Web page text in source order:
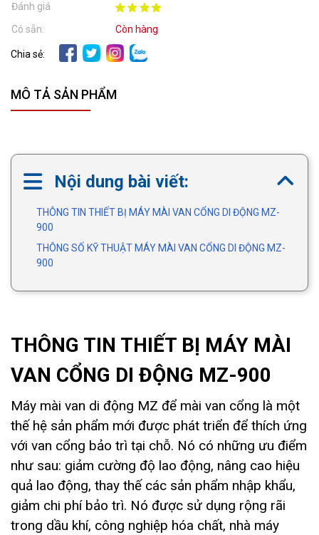
Đánh giá
Có sẵn:
Còn hàng
Chia sẻ:
MÔ TẢ SẢN PHẨM
Nội dung bài viết:
THÔNG TIN THIẾT BỊ MÁY MÀI VAN CỔNG DI ĐỘNG MZ-
900
THÔNG SỐ KỸ THUẬT MÁY MÀI VAN CỔNG DI ĐỘNG MZ-
900
THÔNG TIN THIẾT BỊ MÁY MÀI
VAN CỔNG DI ĐỘNG MZ-900
Máy mài van di động MZ để mài van cổng là một
thế hệ sản phẩm mới được phát triển để thích ứng
với van cổng bảo trì tại chỗ. Nó có những ưu điểm
như sau: giảm cường độ lao động, nâng cao hiệu
quả lao động, thay thế các sản phẩm nhập khẩu,
giảm chi phí bảo trì. Nó được sử dụng rộng rãi
trong dầu khí, công nghiệp hóa chất, nhà máy